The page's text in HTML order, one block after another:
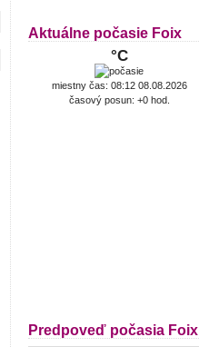
Aktuálne počasie Foix
°C
miestny čas: 08:12 08.08.2026
časový posun: +0 hod.
Predpoveď počasia Foix